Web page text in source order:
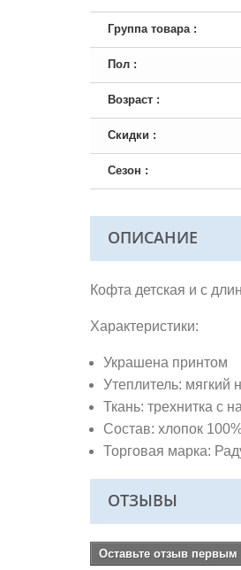
Группа товара :
Пол :
Возраст :
Скидки :
Сезон :
ОПИСАНИЕ
Кофта детская и с
Характеристики:
Украшена принтом
Утеплитель: мягкий
Ткань: трехнитка с
Состав: хлопок
Торговая марка:
ОТЗЫВЫ
Оставьте отзыв первым